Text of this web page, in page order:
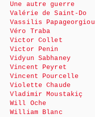
Une autre guerre
Valérie de Saint-Do
Vassilis Papageorgiou
Véro Traba
Victor Collet
Victor Penin
Vidyun Sabhaney
Vincent Peyret
Vincent Pourcelle
Violette Chaude
Vladimir Moustakiç
Will Oche
William Blanc